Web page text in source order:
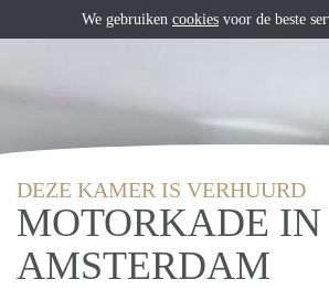
DEZE KAMER IS VERHUURD
MOTORKADE IN
AMSTERDAM
We gebruiken cookies voor de beste